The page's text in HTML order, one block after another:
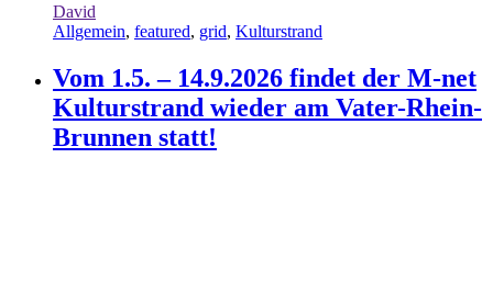
David
Allgemein, featured, grid, Kulturstrand
Vom 1.5. – 14.9.2026 findet der M-net
Kulturstrand wieder am Vater-Rhein-
Brunnen statt!